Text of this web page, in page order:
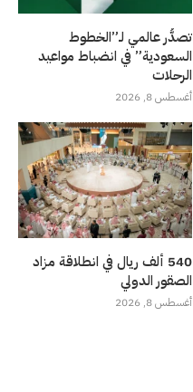
تصدُّر عالمي لـ”الخطوط
السعودية” في انضباط مواعيد
الرحلات
أغسطس 8, 2026
540 ألف ريال في انطلاقة مزاد
الصقور الدولي
أغسطس 8, 2026